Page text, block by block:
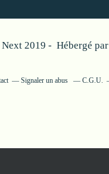
2019 - Hébergé par
Signaler un abus C.G.U.